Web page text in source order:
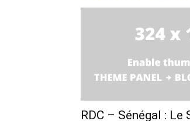
RDC – Sénégal : Le